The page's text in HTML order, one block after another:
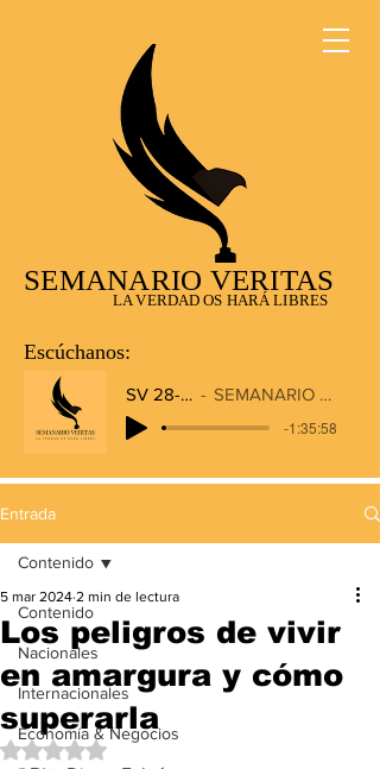
SEMANARIO VERITAS
LA VERDAD OS HARÁ LIBRES
Escúchanos:
SV 28-12-2025
SEMANARIO VERITAS RADIO
-1:35:58
Entrada
Contenido
Nacionales
Internacionales
Economía & Negocios
Contenido
Los peligros de vivir
en amargura y cómo
superarla
5 mar 2024 2 min de lectura
Obtuvo NaN de 5 estrellas.